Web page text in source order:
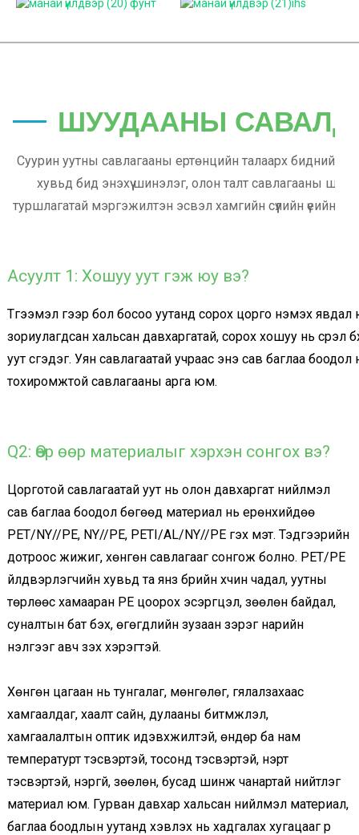
ШУУДААНЫ
Суурин уутны савлагааны ертөнцийн талаарх бидний дэлгэрэнгүй гарын авлагад
хувьд бид энэхүү шинэлэг, олон талт савлагааны шийдлийн
туршлагатай мэргэжилтэн эсвэл хамгийн сүүлийн үеийн
Асуулт 1: Хошуу уут гэж юу вэ?
Түгээмэл үгээр бол босоо уутанд сорох цорго нэмэх
зориулагдсан хальсан давхаргатай, сорох хошуу нь
уут үүсгэдэг. Уян савлагаатай учраас энэ сав баглаа
тохиромжтой савлагааны арга юм.
Q2: Өөр өөр материалыг хэрхэн сонгох вэ?
Цорготой савлагаатай уут нь олон давхаргат нийлмэл
сав баглаа боодол бөгөөд материал нь ерөнхийдөө
PET/NY//PE, NY//PE, PETI/AL/NY//PE гэх мэт. Тэдгээрийн
дотроос жижиг, хөнгөн савлагааг сонгож болно. PET/PE
үйлдвэрлэгчийн хувьд та янз бүрийн хүчин чадал, уутны
төрлөөс хамааран PE цоорох эсэргүүцэл, зөөлөн байдал,
суналтын бат бэх, өгөгдлийн зузаан зэрэг нарийн
үнэлгээг авч үзэх хэрэгтэй.
Хөнгөн цагаан нь тунгалаг, мөнгөлөг, гялалзахаас
хамгаалдаг, хаалт сайн, дулааны битүүмжлэл,
хамгаалалтын оптик идэвхжилтэй, өндөр ба нам
температурт тэсвэртэй, тосонд тэсвэртэй, үнэрт
тэсвэртэй, үнэргүй, зөөлөн, бусад шинж чанартай нийтлэг
материал юм. Гурван давхар хальсан нийлмэл материал,
баглаа боодлын уутанд хэвлэх нь хадгалах хугацааг үр